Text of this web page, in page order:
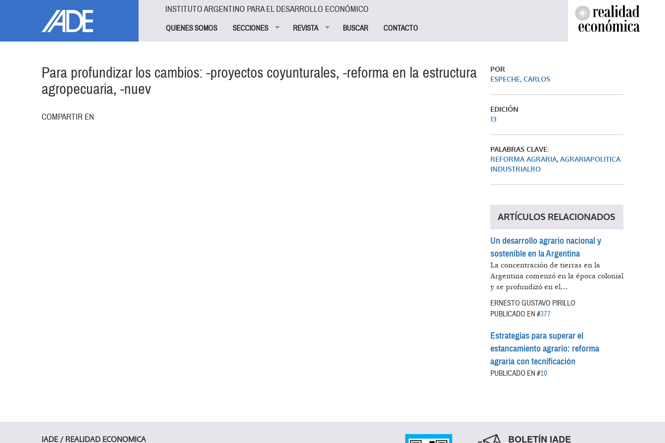
INSTITUTO ARGENTINO PARA EL DESARROLLO ECONÓMICO
QUIENES SOMOS SECCIONES REVISTA BUSCAR CONTACTO
Para profundizar los cambios: -proyectos coyunturales, -reforma en la estructura
agropecuaria, -nuev
COMPARTIR EN
POR
ESPECHE, CARLOS
EDICIÓN
13
PALABRAS CLAVE:
REFORMA AGRARIA, AGRARIAPOLITICA
INDUSTRIALRO
ARTÍCULOS RELACIONADOS
Un desarrollo agrario nacional y
sostenible en la Argentina
La concentración de tierras en la
Argentina comenzó en la época colonial
y se profundizó en el...
ERNESTO GUSTAVO PIRILLO
PUBLICADO EN #377
Estrategias para superar el
estancamiento agrario: reforma
agraria con tecnificación
PUBLICADO EN #10
IADE / REALIDAD ECONOMICA BOLETÍN IADE